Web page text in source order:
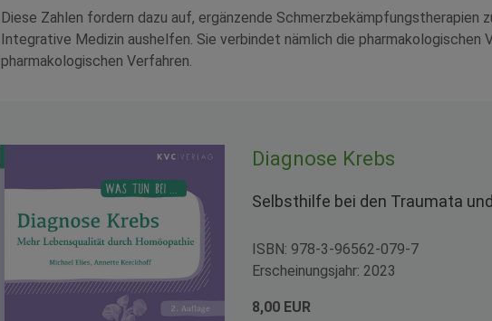
Diese Zahlen fordern dazu auf, ergänzende Schmerzbekämpfungstherapien
Integrative Medizin aushelfen. Sie verbindet nämlich die pharmakologischen
pharmakologischen Verfahren.
Diagnose Krebs
Selbsthilfe bei den Traumata
ISBN: 978-3-96562-079-7
Erscheinungsjahr: 2023
8,00 EUR